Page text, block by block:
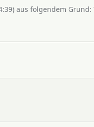
) aus folgendem